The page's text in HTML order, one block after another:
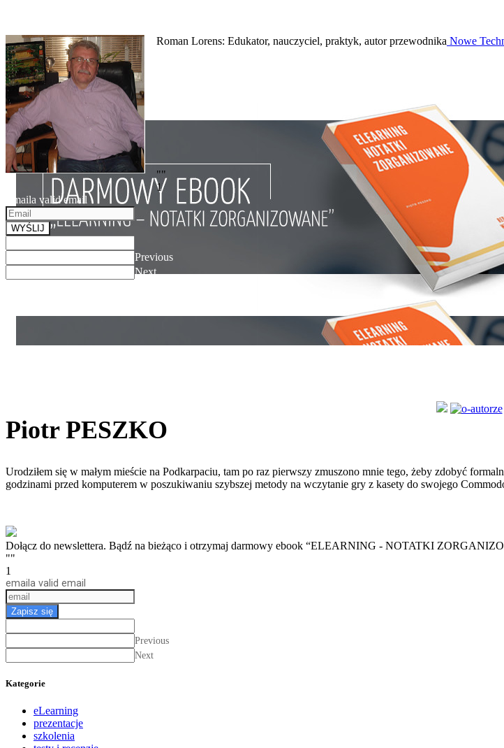
Roman Lorens: Edukator, nauczyciel, praktyk, autor przewodnika Nowe
""
1
Emaila valid email
WYŚLIJ
Previous
Next
Piotr PESZKO
Urodziłem się w małym mieście na Podkarpaciu, tam po raz pierwszy zmuszono mnie tego, żeby zdobyć
godzinami przed komputerem w poszukiwaniu szybszej metody na wczytanie gry z kasety do swojego
Dołącz do newslettera. Bądź na bieżąco i otrzymaj darmowy ebook “ELEARNING - NOTATKI
""
1
email a valid email
Zapisz się
Previous
Next
Kategorie
eLearning
prezentacje
szkolenia